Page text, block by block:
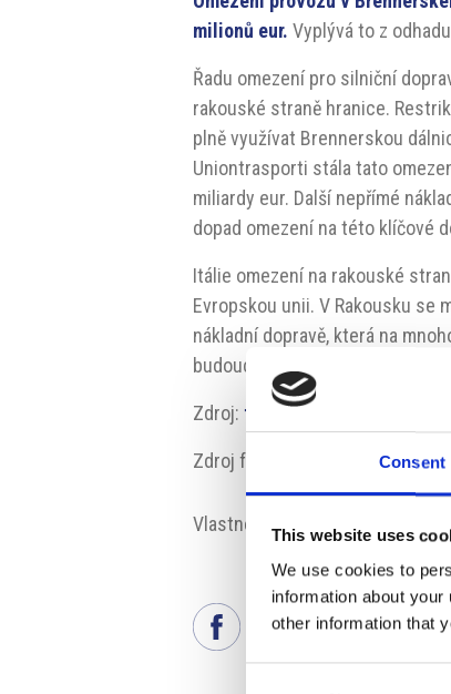
Consent
This website uses
We use cookies to
information about
other information that
milionů eur. Vyplývá to z
Řadu omezení pro silniční
rakouské straně hranice.
plně využívat Brennerskou
Uniontrasporti stála tato
miliardy eur. Další nepřímé
dopad omezení na této klíčové
Itálie omezení na rakouské
Evropskou unii. V Rakousku
nákladní dopravě, která na
budoucna se počítá s
Zdroj: tg24.sky.it
Zdroj fotografie: Wikimedia
Vlastnosti: